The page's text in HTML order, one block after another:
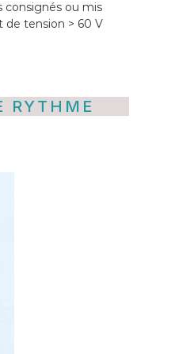
consignés ou mis
de tension > 60 V
RYTHME